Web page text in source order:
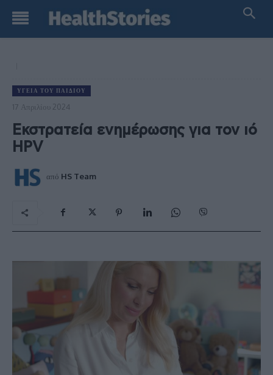
ΥΓΕΊΑ ΤΟΥ ΠΑΙΔΙΟΎ
17 Απριλίου 2024
Εκστρατεία ενημέρωσης για τον ιό
HPV
από HS Team